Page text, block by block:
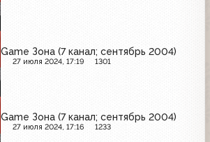
Game Зона (7 канал; сентябрь 2004)
27 июля 2024, 17:19 1301
Game Зона (7 канал; сентябрь 2004)
27 июля 2024, 17:16 1233